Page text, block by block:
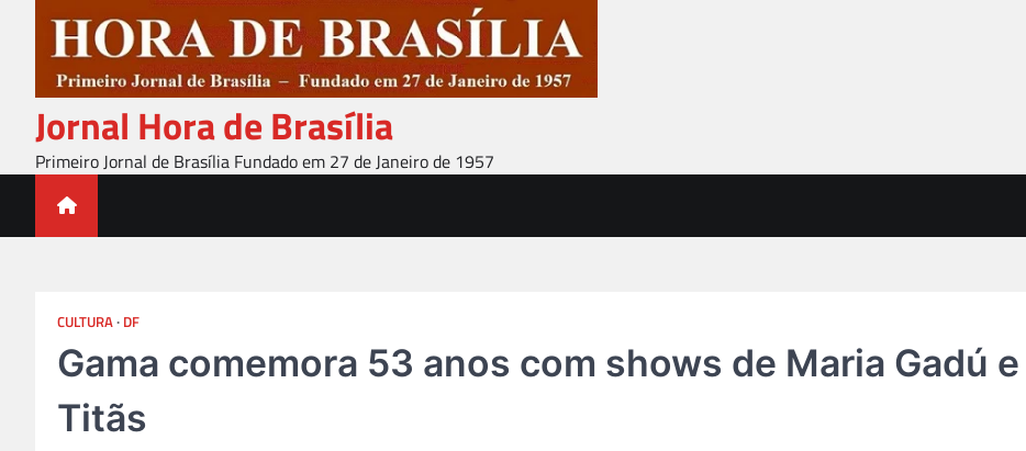
content
Jornal Hora de Brasília
Primeiro Jornal de Brasília Fundado em 27 de Janeiro de 1957
CULTURA DF
Gama comemora 53 anos com shows de Maria Gadú e
Titãs